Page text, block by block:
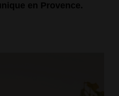
en Provence.